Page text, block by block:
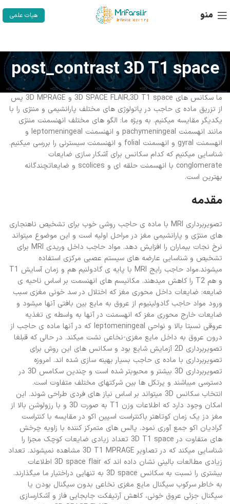
منو هیات علمی
post_contrast 3D T1 space
ما سکانس های 3D SPACE FLAIR,3D T1 space و 3D MPRAGE پس
از تزریق ماده ی حاجب در پاتولوژی های مختلف پارانشیمی و مننژی را با
یکدیگر مقایسه میکنیم. به ویژه ما: الگو های مختلف انهنسمنت مننژی
مانند انهسمنت pachymeningeal و انهنسمنت leptomeningeal و
انهسمنت gyral و انهسمنت folial و انهنسمنت سیسترنی را بررسی میکنیم.
شناسایی میکنیم که کدام سکانس برای آشکار سازی ضایعات
conglomerate با انهسمنت حلقه ای و scolices و ضایعاتچندگانه
بهترین است.
مقدمه
تصویربرداری MRI با ماده ی حاجب روشی خوب برای تشخیص ناهنجاری
های مننژی و پارانشیمی مغز در مراحل اولیه است و این موضوع میتواند
نرخ نجات بیماران را افزایش دهد. مواد حاجب داخل وریدی MRI برای
تشخیص و شناسایی عارضه های سیستم عصبی مرکزی استفاده
میشوند.مواد حاجب رایج MRI با پایه ی گادولنیم هم و زمان آسایش T1
و هم T2 را کاهش میدهند. مکانیسم های انهنسمت بر اساس ناحیه ی
ضایعه: ضایعات داخل محوری مغز که اختلال در سد خونی مغزی سبب
ورود مواد حاجب گادولینیوم از عروق به مایع بین بافتی آنها میشود و
ضایعات خارج محوری مغز که انهسمنت در آنها به واسطه ی تغذیه
عروقی نسبتا بالا و نواحی leptomeningeal که در آنها ماده ی حاجب از
درون عروق به داخل مایع مغزی-نخاعی نشت میکند. در حالی که قبلغا
تصویربرداری 2D آزمایش شایع بود و سکانس های این روش برای
تصویربرداری با ماده ی حاجب بسیار بهینه سازی شده اند. امروزه
تصویربرداری 3D بیشتر و محبوبتر شده است و چندین سکامس 3D در
دسترسی میباشند و پرتکل ها بین شرکتهای مختلف متفاوت است.
انتخاب سکانس 3D میتواند بر اساس نیاز های فردی طراحی شوند. این
امکان وجود دارد که اطلاعات وزن T1 به صورت 3D و با رزولوشن بالا از
مغز دز یک زمان کوتاهتر باکنتراست اسپین اکو در مقایسه با کنتراست
گرادیان اکو جمع آوری نمود. پالس های متمرکز کننده با زاویه چرخش
های متفاوت در 3D T1 space تعداد زیادی ضایعات کوچک مجزا را
شناسایی میکند که در تصاویر 3D T1 MPRAGE مشاهده نمیشوند. تعداد
زیادی مطالعات بالینی نشان داده اند که 3D space flair اطلاعات
بیشتری را نسبت به سکانس 3D space به تنهایی دراختیار ما میگذارند.
به خاطر سرکوب سیگنال مایع مغزی نخاعی بدون سیگنال بودن یا
سیگنال جزئی عروق خونی، کاهش آرتیفکت جابجایی فاز و آشکارسازی